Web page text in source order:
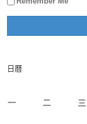
日曆
一
二 三